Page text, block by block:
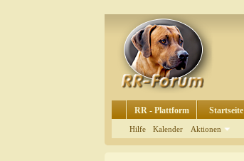
RR - Plattform Startseite
Hilfe Kalender Aktionen